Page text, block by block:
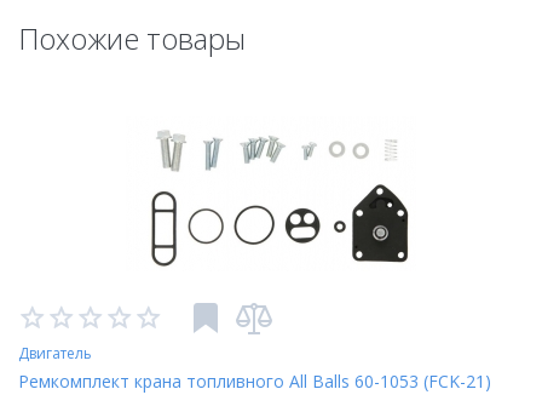
Похожие товары
Двигатель
Ремкомплект крана топливного All Balls 60-1053 (FCK-21)